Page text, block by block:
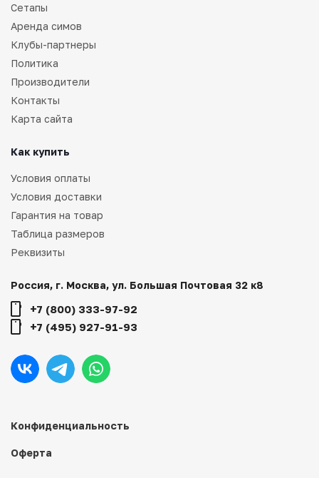
Конфиденциальность
Оферта
Сетапы
Аренда симов
Клубы-партнеры
Политика
Производители
Контакты
Карта сайта
Как купить
Условия оплаты
Условия доставки
Гарантия на товар
Таблица размеров
Реквизиты
Россия, г. Москва, ул. Большая Почтовая 32 к8
+7 (800) 333-97-92
+7 (495) 927-91-93